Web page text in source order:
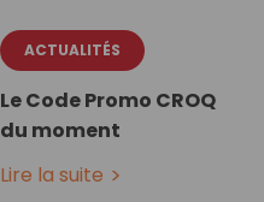
ACTUALITÉS
Le Code Promo CROQ
du moment
Lire la suite